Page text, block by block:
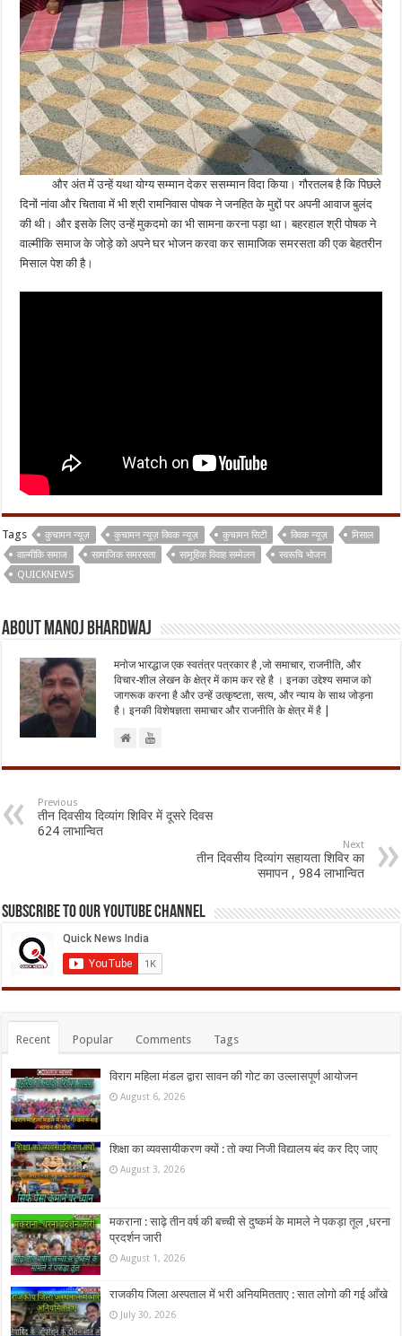
और अंत में उन्हें यथा योग्य सम्मान देकर ससम्मान विदा किया। गौरतलब है कि पिछले
दिनों नांवा और चितावा में भी श्री रामनिवास पोषक ने जनहित के मुद्दों पर अपनी आवाज बुलंद
की थी। और इसके लिए उन्हें मुकदमो का भी सामना करना पड़ा था। बहरहाल श्री पोषक ने
वाल्मीकि समाज के जोड़े को अपने घर भोजन करवा कर सामाजिक समरसता की एक बेहतरीन
मिसाल पेश की है।
Tags कुचामन न्यूज़ कुचामन न्यूज़ क्विक न्यूज़ कुचामन सिटी क्विक न्यूज़
मिसाल
वाल्मीकि समाज
सामाजिक समरसता सामूहिक विवाह सम्मेलन
स्वरूचि भोजन
QUICKNEWS
About Manoj Bhardwaj
मनोज भारद्धाज एक स्वतंत्र पत्रकार है ,जो समाचार, राजनीति, और
विचार-शील लेखन के क्षेत्र में काम कर रहे है । इनका उद्देश्य समाज को
जागरूक करना है और उन्हें उत्कृष्टता, सत्य, और न्याय के साथ जोड़ना
है। इनकी विशेषज्ञता समाचार और राजनीति के क्षेत्र में है |
Previous
तीन दिवसीय दिव्यांग शिविर में दूसरे दिवस
624 लाभान्वित
Next
तीन दिवसीय दिव्यांग सहायता शिविर का
समापन , 984 लाभान्वित
Subscribe to our Youtube Channel
Recent Popular Comments Tags
विराग महिला मंडल द्वारा सावन की गोट का उल्लासपूर्ण आयोजन
August 6, 2026
शिक्षा का व्यवसायीकरण क्यों : तो क्या निजी विद्यालय बंद कर दिए जाए
August 3, 2026
मकराना : साढ़े तीन वर्ष की बच्ची से दुष्कर्म के मामले ने पकड़ा तूल ,धरना
प्रदर्शन जारी
August 1, 2026
राजकीय जिला अस्पताल में भरी अनियमितताए : सात लोगो की गई आँखे
July 30, 2026